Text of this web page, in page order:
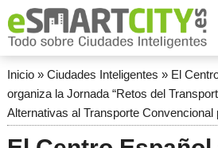
Inicio» Ciudades Inteligentes » El
organiza la Jornada “Retos del
Alternativas al Transporte Convencional